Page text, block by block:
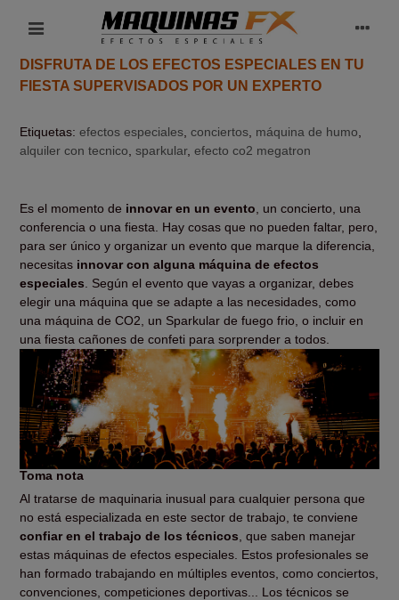
DISFRUTA DE LOS EFECTOS ESPECIALES EN TU
FIESTA SUPERVISADOS POR UN EXPERTO
Etiquetas: efectos especiales, conciertos, máquina de humo
alquiler con tecnico sparkular, efecto co2 megatron
Es el momento de innovar en un evento , un concierto, una
conferencia o una fiesta. Hay cosas que no pueden faltar, pero,
para ser único y organizar un evento que marque la diferencia,
necesitas innovar con alguna máquina de efectos
especiales . Según el evento que vayas a organizar, debes
elegir una máquina que se adapte a las necesidades, como
una máquina de CO2, un Sparkular de fuego frio, o incluir en
una fiesta cañones de confeti para sorprender a todos.
Toma nota
Al tratarse de maquinaria inusual para cualquier persona que
no está especializada en este sector de trabajo, te conviene
confiar en el trabajo de los técnicos , que saben manejar
estas máquinas de efectos especiales. Estos profesionales se
han formado trabajando en múltiples eventos, como conciertos,
convenciones, competiciones deportivas... Los técnicos se